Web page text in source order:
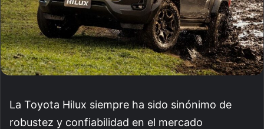
La Toyota Hilux siempre ha sido sinónimo de
robustez y confiabilidad en el mercado